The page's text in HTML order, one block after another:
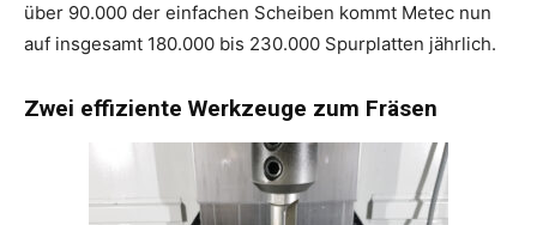
über 90.000 der einfachen Scheiben kommt Metec nun
auf insgesamt 180.000 bis 230.000 Spurplatten jährlich.
Zwei effiziente Werkzeuge zum Fräsen